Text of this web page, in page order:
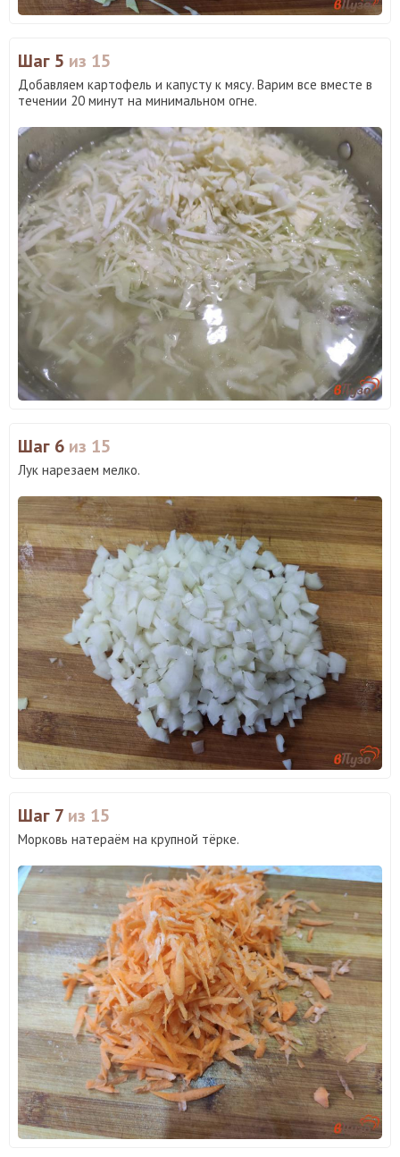
Шаг 5 из 15
Добавляем картофель и капусту к мясу. Варим все вместе в
течении 20 минут на минимальном огне.
Шаг 6 из 15
Лук нарезаем мелко.
Шаг 7 из 15
Морковь натераём на крупной тёрке.